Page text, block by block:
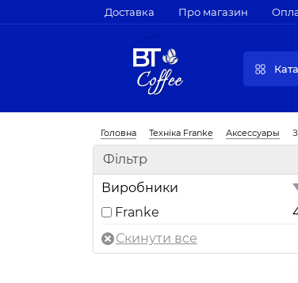
Доставка Про магазин
Головна Техніка Franke Аксессуары
Фільтр
Виробники
Franke